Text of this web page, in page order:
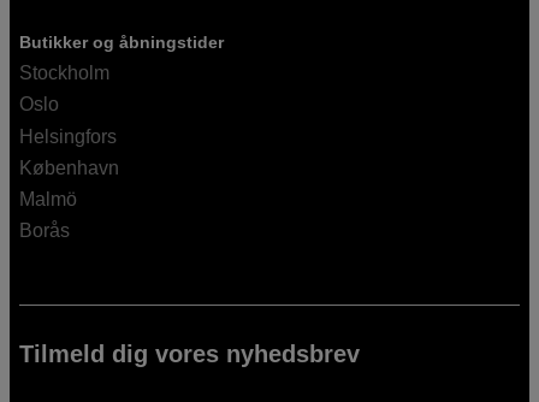
Butikker og åbningstider
Stockholm
Oslo
Helsingfors
København
Malmö
Borås
Tilmeld dig vores nyhedsbrev